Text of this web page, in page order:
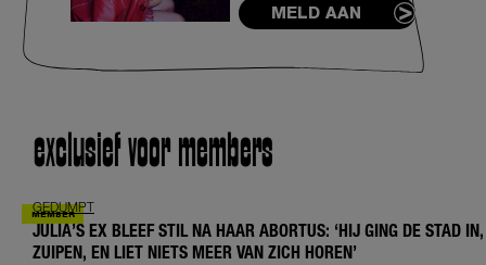
MELD AAN
exclusief voor members
GEDUMPT
JULIA’S EX BLEEF STIL NA HAAR ABORTUS: ‘HIJ GING DE STAD IN,
ZUIPEN, EN LIET NIETS MEER VAN ZICH HOREN’